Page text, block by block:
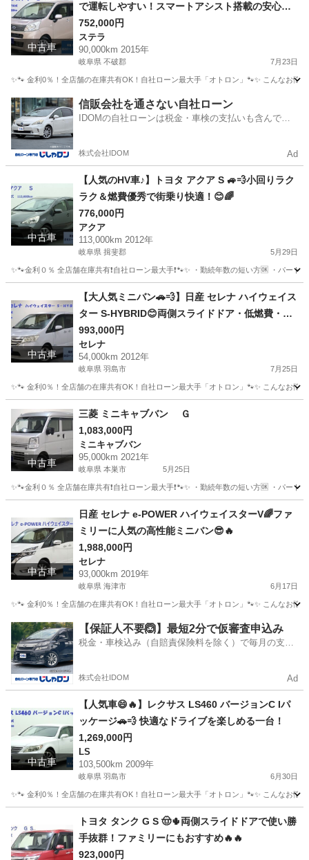
中古車
で運転しやすい！スマートアシスト搭載の安心・
快適な軽自動車🚗💨
752,000円
ステラ
90,000km 2015年
岐阜県 不破郡 7月23日
✨🐾 金利0％！全店舗の在庫共有OK！自社ローン最大手「オトロン」🐾✨ こんなお
岐阜 不破郡 ステラ
信販会社を通さない自社ローン
IDOMの自社ローンは税金・車検の支払いも含んでい
株式会社IDOM Ad
中古車
【人気のHV車♪】トヨタ アクア S 🚙💨小回りラク
ラク＆燃費優秀で街乗り快適！😊🌈
776,000円
アクア
113,000km 2012年
岐阜県 揖斐郡 5月29日
✨🐾金利０％ 全店舗在庫共有❗️自社ローン最大手❗️🐾✨ ・勤続年数の短い方🆗 ・パー
アクア オトロン
中古車
【大人気ミニバン🚗💨】日産 セレナ ハイウェイス
ター S-HYBRID😊両側スライドドア・低燃費・フ
ァミリーにおすすめの一台☝️
993,000円
セレナ
54,000km 2012年
岐阜県 羽島市 7月25日
✨🐾 金利0％！全店舗の在庫共有OK！自社ローン最大手「オトロン」🐾✨ こんなお
岐阜 羽島市 セレナ
中古車
三菱 ミニキャブバン Ｇ
1,083,000円
ミニキャブバン
95,000km 2021年
岐阜県 本巣市 5月25日
✨🐾金利０％ 全店舗在庫共有❗️自社ローン最大手❗️🐾✨ ・勤続年数の短い方🆗 ・パー
ミニキャブバン
中古車
日産 セレナ e-POWER ハイウェイスターV🌈ファ
ミリーに人気の高性能ミニバン😎🔥
1,988,000円
セレナ
93,000km 2019年
岐阜県 海津市 6月17日
✨🐾 金利0％！全店舗の在庫共有OK！自社ローン最大手「オトロン」🐾✨ こんなお
岐阜 海津市 セレナ
【保証人不要🙆】最短2分で仮審査申込み
税金・車検込み（自賠責保険料を除く）で毎月の支払
株式会社IDOM Ad
中古車
【人気車😄🔥】レクサス LS460 バージョンC Iパ
ッケージ🚗💨 快適なドライブを楽しめる一台！
1,269,000円
LS
103,500km 2009年
岐阜県 羽島市 6月30日
✨🐾 金利0％！全店舗の在庫共有OK！自社ローン最大手「オトロン」🐾✨ こんなお
トヨタ タンク G S 🤠🌵両側スライドドアで使い勝
手抜群！ファミリーにもおすすめ🔥🔥
923,000円